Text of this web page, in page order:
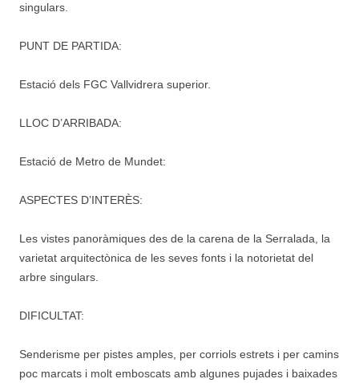
singulars.
PUNT DE PARTIDA:
Estació dels FGC Vallvidrera superior.
LLOC D’ARRIBADA:
Estació de Metro de Mundet:
ASPECTES D’INTERÈS:
Les vistes panoràmiques des de la carena de la Serralada, la
varietat arquitectònica de les seves fonts i la notorietat del
arbre singulars.
DIFICULTAT:
Senderisme per pistes amples, per corriols estrets i per camins
poc marcats i molt emboscats amb algunes pujades i baixades